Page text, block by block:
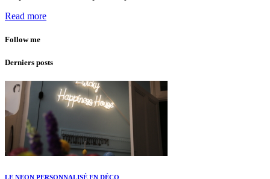
Read more
Follow me
Derniers posts
LE NEON PERSONNALISÉ EN DÉCO